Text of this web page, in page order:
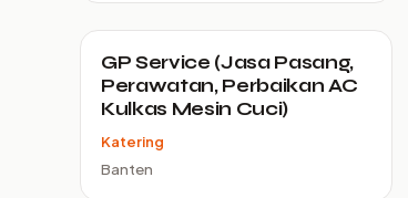
GP Service (Jasa Pasang,
Perawatan, Perbaikan AC
Kulkas Mesin Cuci)
Katering
Banten